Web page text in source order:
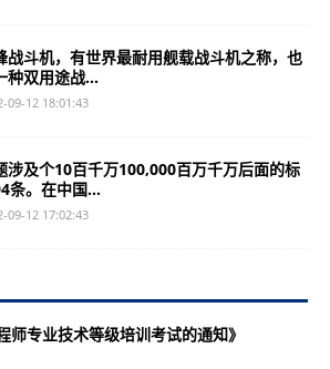
战斗机，有世界最耐用舰载战斗机之称，也
种双用途战...
09-12 18:01:43
涉及个10百千万100,000百万千万后面的标
条。在中国...
09-12 17:02:43
师专业技术等级培训考试的通知》